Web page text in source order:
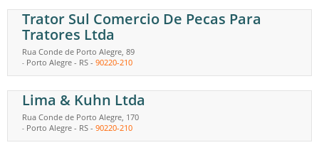
Trator Sul Comercio De Pecas Para
Tratores Ltda
Rua Conde de Porto Alegre, 89
- Porto Alegre - RS - 90220-210
Lima & Kuhn Ltda
Rua Conde de Porto Alegre, 170
- Porto Alegre - RS - 90220-210